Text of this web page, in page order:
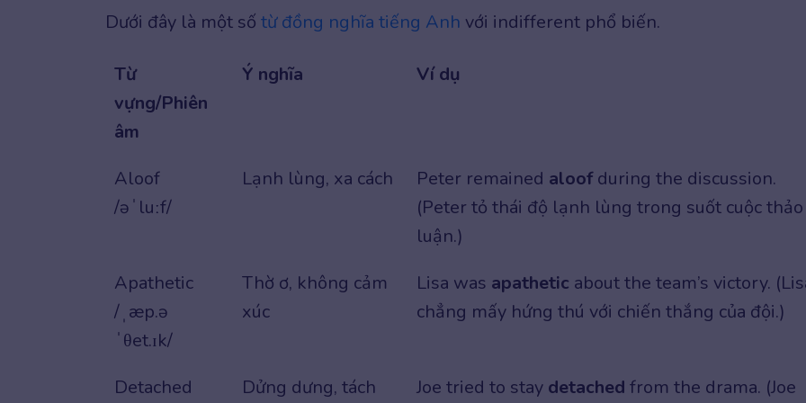
Dưới đây là một số từ đồng nghĩa tiếng Anh với indifferent phổ biến.
Từ
vựng/Phiên
âm
Ý nghĩa Ví dụ
Aloof
/əˈluːf/
Lạnh lùng, xa cách Peter remained aloofduring the discussion.
(Peter tỏ thái độ lạnh lùng trong suốt cuộc thảo
luận.)
Apathetic
/ˌæp.ə
ˈθet.ɪk/
Thờ ơ, không cảm
xúc
Lisa was apathetic about the team’s victory.
chẳng mấy hứng thú với chiến thắng của đội.)
Detached Dửng dưng, tách Joe tried to stay detached from the drama. (Joe